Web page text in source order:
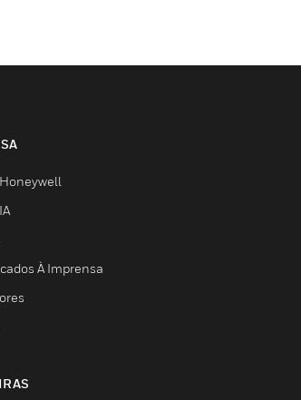
À Imprensa